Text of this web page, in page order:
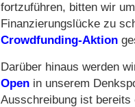
fortzuführen, bitten wir
Finanzierungslücke zu
Crowdfunding-Aktion
Darüber hinaus werden
Open in unserem
Ausschreibung ist bereits